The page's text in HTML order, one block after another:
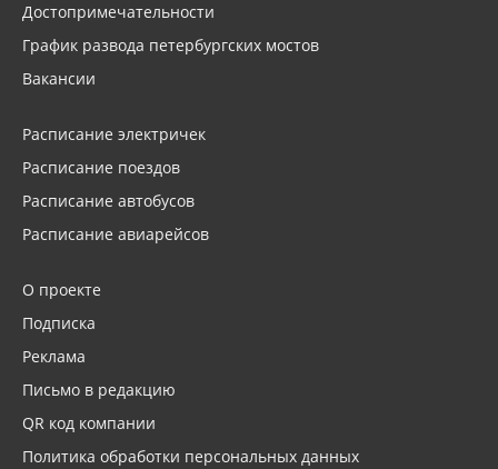
Достопримечательности
График развода петербургских мостов
Вакансии
Расписание электричек
Расписание поездов
Расписание автобусов
Расписание авиарейсов
О проекте
Подписка
Реклама
Письмо в редакцию
QR код компании
Политика обработки персональных данных